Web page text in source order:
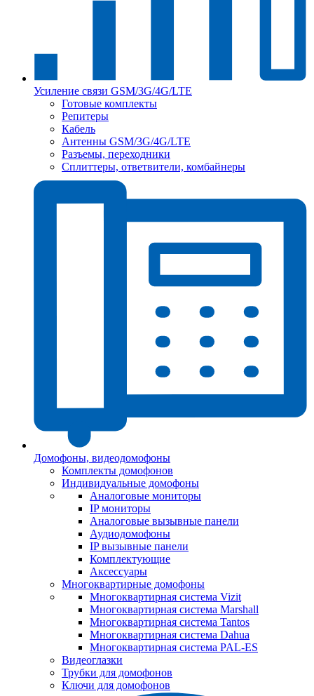
Усиление связи GSM/3G/4G/LTE
Готовые комплекты
Репитеры
Кабель
Антенны GSM/3G/4G/LTE
Разъемы, переходники
Сплиттеры, ответвители, комбайнеры
Домофоны, видеодомофоны
Комплекты домофонов
Индивидуальные домофоны
Аналоговые мониторы
IP мониторы
Аналоговые вызывные панели
Аудиодомофоны
IP вызывные панели
Комплектующие
Аксессуары
Многоквартирные домофоны
Многоквартирная система Vizit
Многоквартирная система Marshall
Многоквартирная система Tantos
Многоквартирная система Dahua
Многоквартирная система PAL-ES
Видеоглазки
Трубки для домофонов
Ключи для домофонов